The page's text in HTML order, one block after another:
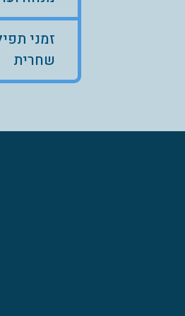
זמני
שחרית